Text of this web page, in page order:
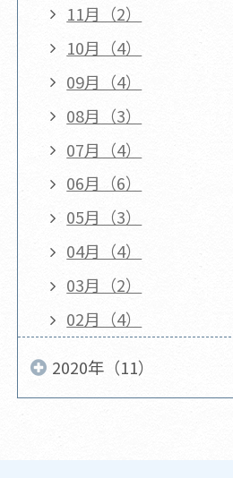
11月（2）
10月（4）
09月（4）
08月（3）
07月（4）
06月（6）
05月（3）
04月（4）
03月（2）
02月（4）
2020年（11）